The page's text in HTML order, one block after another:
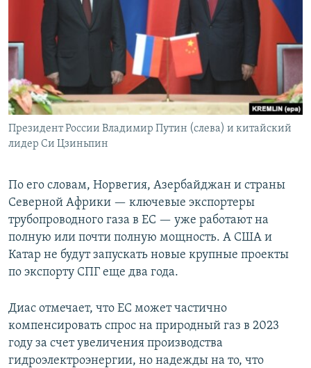
Президент России Владимир Путин (слева) и китайский
лидер Си Цзиньпин
По его словам, Норвегия, Азербайджан и страны
Северной Африки — ключевые экспортеры
трубопроводного газа в ЕС — уже работают на
полную или почти полную мощность. А США и
Катар не будут запускать новые крупные проекты
по экспорту СПГ еще два года.
Диас отмечает, что ЕС может частично
компенсировать спрос на природный газ в 2023
году за счет увеличения производства
гидроэлектроэнергии, но надежды на то, что